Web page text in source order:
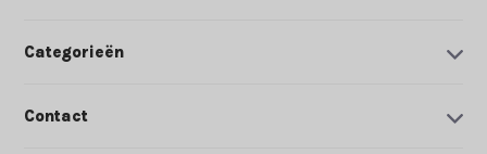
Categorieën
Contact